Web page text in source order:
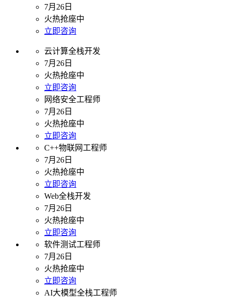
7月26日
火热抢座中
立即咨询
云计算全栈开发
7月26日
火热抢座中
立即咨询
网络安全工程师
7月26日
火热抢座中
立即咨询
C++物联网工程师
7月26日
火热抢座中
立即咨询
Web全栈开发
7月26日
火热抢座中
立即咨询
软件测试工程师
7月26日
火热抢座中
立即咨询
AI大模型全栈工程师